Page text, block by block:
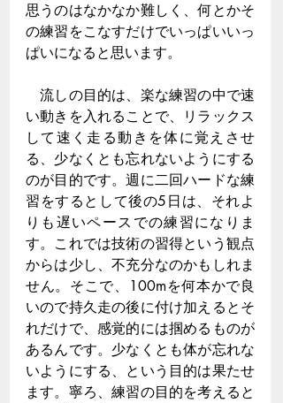
思うのはなかなか難しく、何とかそ
の練習をこなすだけでいっぱいいっ
ぱいになると思います。
流しの目的は、楽な練習の中で速
い動きを入れることで、リラックス
して速く走る動きを体に覚えさせ
る、少なくとも忘れないようにする
のが目的です。週に二回ハードな練
習をするとして後の5日は、それよ
りも遅いペースでの練習になりま
す。これでは技術の習得という観点
からは少し、不充分なのかもしれま
せん。そこで、100mを何本かで良
いので持久走の後に付け加えるとそ
れだけで、感覚的には掴めるものが
あるんです。少なくとも体が忘れな
いようにする、という目的は果たせ
ます。寧ろ、練習の目的を考えると